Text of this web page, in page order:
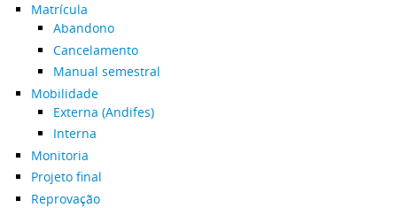
Matrícula
Abandono
Cancelamento
Manual semestral
Mobilidade
Externa (Andifes)
Interna
Monitoria
Projeto final
Reprovação